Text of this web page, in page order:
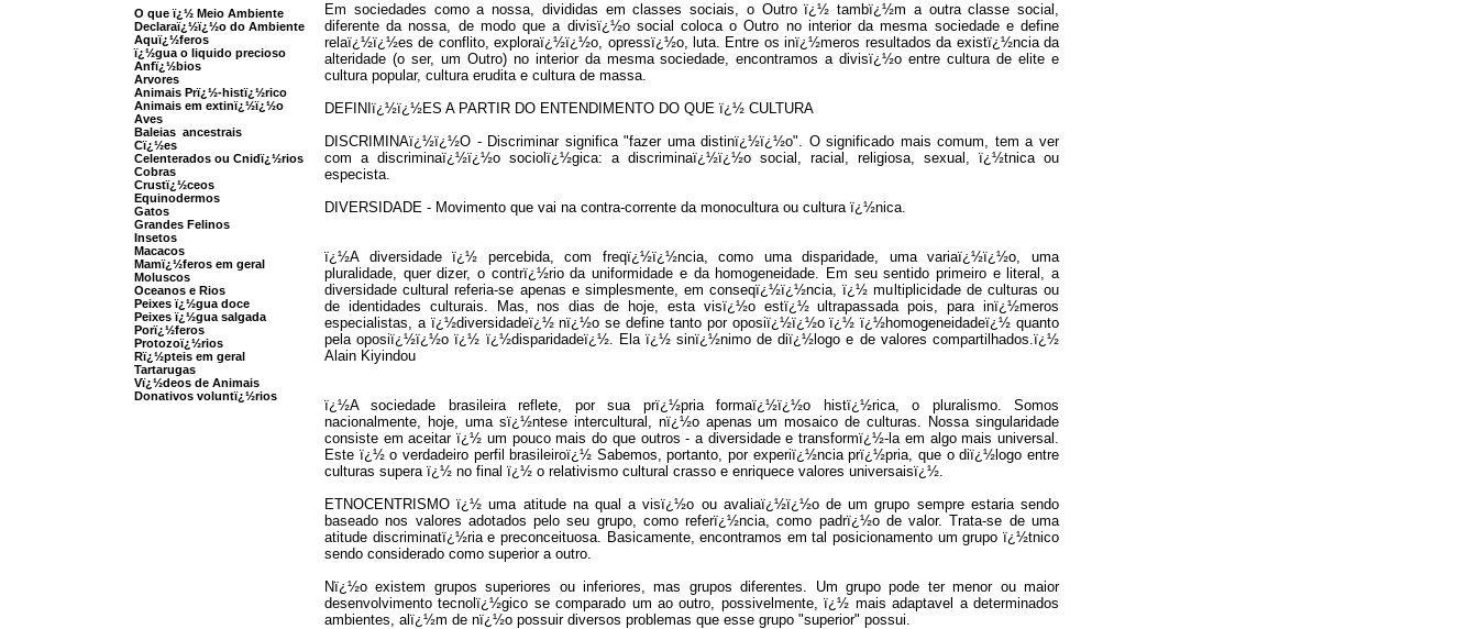
O que ï¿½ Meio Ambiente
Declaraï¿½ï¿½o do Ambiente
Aquï¿½feros
ï¿½gua o liquido precioso
Anfï¿½bios
Arvores
Animais Prï¿½-histï¿½rico
Animais em extinï¿½ï¿½o
Aves
Baleias ancestrais
Cï¿½es
Celenterados ou Cnidï¿½rios
Cobras
Crustï¿½ceos
Equinodermos
Gatos
Grandes Felinos
Insetos
Macacos
Mamï¿½feros em geral
Moluscos
Oceanos e Rios
Peixes ï¿½gua doce
Peixes ï¿½gua salgada
Porï¿½feros
Protozoï¿½rios
Rï¿½pteis em geral
Tartarugas
Vï¿½deos de Animais
Donativos voluntï¿½rios
Em sociedades como a nossa, divididas em classes sociais, o Outro ï¿½ tambï¿½m a outra classe social,
diferente da nossa, de modo que a divisï¿½o social coloca o Outro no interior da mesma sociedade e define
relaï¿½ï¿½es de conflito, exploraï¿½ï¿½o, opressï¿½o, luta. Entre os inï¿½meros resultados da existï¿½ncia da
alteridade (o ser, um Outro) no interior da mesma sociedade, encontramos a divisï¿½o entre cultura de elite e
cultura popular, cultura erudita e cultura de massa.
DEFINIï¿½ï¿½ES A PARTIR DO ENTENDIMENTO DO QUE ï¿½ CULTURA
DISCRIMINAï¿½ï¿½O - Discriminar significa "fazer uma distinï¿½ï¿½o". O significado mais comum, tem a ver
com a discriminaï¿½ï¿½o sociolï¿½gica: a discriminaï¿½ï¿½o social, racial, religiosa, sexual, ï¿½tnica ou
especista.
DIVERSIDADE - Movimento que vai na contra-corrente da monocultura ou cultura ï¿½nica.
ï¿½A diversidade ï¿½ percebida, com freqï¿½ï¿½ncia, como uma disparidade, uma variaï¿½ï¿½o, uma
pluralidade, quer dizer, o contrï¿½rio da uniformidade e da homogeneidade. Em seu sentido primeiro e literal, a
diversidade cultural referia-se apenas e simplesmente, em conseqï¿½ï¿½ncia, ï¿½ multiplicidade de culturas ou
de identidades culturais. Mas, nos dias de hoje, esta visï¿½o estï¿½ ultrapassada pois, para inï¿½meros
especialistas, a ï¿½diversidadeï¿½ nï¿½o se define tanto por oposiï¿½ï¿½o ï¿½ ï¿½homogeneidadeï¿½ quanto
pela oposiï¿½ï¿½o ï¿½ ï¿½disparidadeï¿½. Ela ï¿½ sinï¿½nimo de diï¿½logo e de valores compartilhados.ï¿½
Alain Kiyindou
ï¿½A sociedade brasileira reflete, por sua prï¿½pria formaï¿½ï¿½o histï¿½rica, o pluralismo. Somos
nacionalmente, hoje, uma sï¿½ntese intercultural, nï¿½o apenas um mosaico de culturas. Nossa singularidade
consiste em aceitar ï¿½ um pouco mais do que outros - a diversidade e transformï¿½-la em algo mais universal.
Este ï¿½ o verdadeiro perfil brasileiroï¿½ Sabemos, portanto, por experiï¿½ncia prï¿½pria, que o diï¿½logo entre
culturas supera ï¿½ no final ï¿½ o relativismo cultural crasso e enriquece valores universaisï¿½.
ETNOCENTRISMO ï¿½ uma atitude na qual a visï¿½o ou avaliaï¿½ï¿½o de um grupo sempre estaria sendo
baseado nos valores adotados pelo seu grupo, como referï¿½ncia, como padrï¿½o de valor. Trata-se de uma
atitude discriminatï¿½ria e preconceituosa. Basicamente, encontramos em tal posicionamento um grupo ï¿½tnico
sendo considerado como superior a outro.
Nï¿½o existem grupos superiores ou inferiores, mas grupos diferentes. Um grupo pode ter menor ou maior
desenvolvimento tecnolï¿½gico se comparado um ao outro, possivelmente, ï¿½ mais adaptavel a determinados
ambientes, alï¿½m de nï¿½o possuir diversos problemas que esse grupo "superior" possui.